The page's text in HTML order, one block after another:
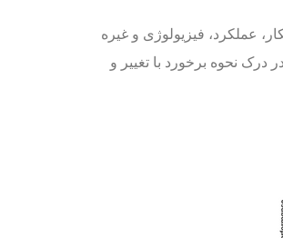
عملکرد، فیزیولوژی و غیره
درک نحوه برخورد با تغییر و